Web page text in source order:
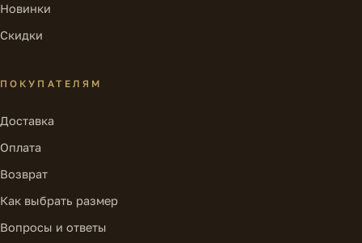
Новинки
Скидки
ПОКУПАТЕЛЯМ
Доставка
Оплата
Возврат
Как выбрать размер
Вопросы и ответы